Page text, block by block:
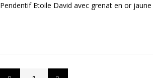
Pendentif Etoile David avec grenat en or